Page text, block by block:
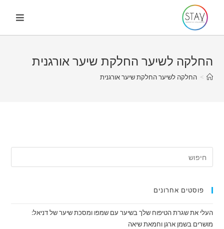
content
החלקה לשיער החלקת שיער אורגנית
> החלקה לשיער החלקת שיער אורגנית
פוסטים אחרונים
העלי את שגרת הטיפוח שלך בשיער עם שמפו ומסכת שיער של דניאל:
מושרים בשמן ארגן וחמאת שיאה